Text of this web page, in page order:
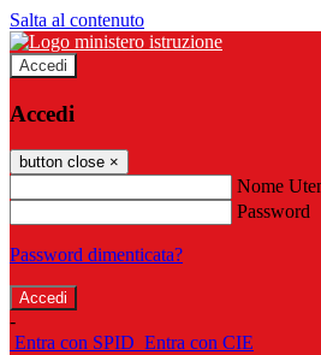
Salta al contenuto
Accedi
Accedi
button close ×
Nome
Password
Password dimenticata?
-
Entra con SPID Entra con CIE